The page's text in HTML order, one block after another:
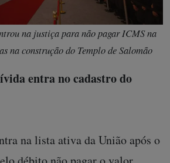
na justiça para não pagar ICMS na
na construção do Templo de Salomão
entra no cadastro do
na lista ativa da União após o